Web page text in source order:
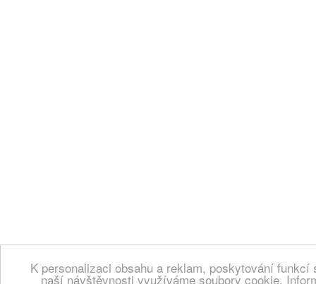
K personalizaci obsahu a reklam, poskytování
naší návštěvnosti využíváme soubory cookie.